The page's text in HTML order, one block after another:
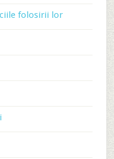
folosirii lor